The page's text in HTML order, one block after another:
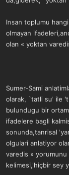
Insan toplumu
olmayan
olan « yoktan
Sumer-Sami
olarak, `tatli su' ile
bulundugu bir
ifadelere bagli
sonunda,tanrisal
olgulari anlatiyor
varedis »
kelimesi,'hiçbir sey